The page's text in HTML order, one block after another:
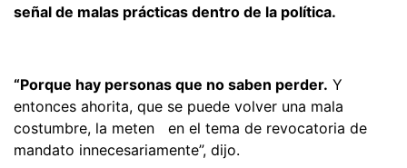
señal de malas prácticas dentro de la política.
“Porque hay personas que no saben perder. Y
entonces ahorita, que se puede volver una mala
costumbre, la meten en el tema de revocatoria de
mandato innecesariamente”, dijo.